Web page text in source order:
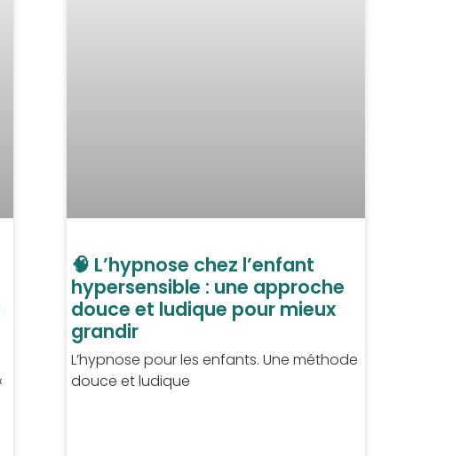
🧠 L’hypnose chez l’enfant
hypersensible : une approche
douce et ludique pour mieux
grandir
L’hypnose pour les enfants. Une méthode
douce et ludique